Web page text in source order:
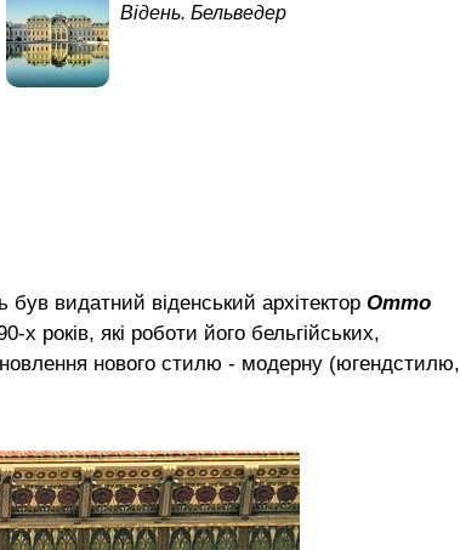
Відень. Бельведер
був видатний віденський архітектор Отто
х років, які роботи його бельгійських,
нового стилю - модерну (югендстилю,